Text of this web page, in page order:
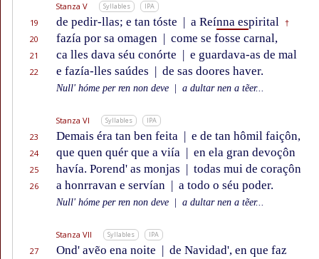
Stanza V Syllables IPA
19 de pedir-llas; e tan tóste | a Reínna espirital †
20 fazía por sa omagen | come se fosse carnal,
21 ca lles dava séu conórte | e guardava-as de mal
22 e fazía-lles saúdes | de sas doores haver.
Null' hóme per ren non deve a dultar nen a tẽer...
Stanza VI Syllables IPA
23 Demais éra tan ben feita | e de tan hômil faiçôn,
24 que quen quér que a viía | en ela gran devoçôn
25 havía. Porend' as monjas | todas mui de coraçôn
26 a honrravan e servían | a todo o séu poder.
Null' hóme per ren non deve a dultar nen a tẽer...
Stanza VII Syllables IPA
27 Ond' avẽo ena noite | de Navidad', en que faz